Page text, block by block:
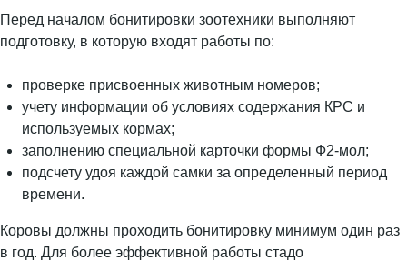
Перед началом бонитировки зоотехники выполняют
подготовку, в которую входят работы по:
проверке присвоенных животным номеров;
учету информации об условиях содержания КРС и
используемых кормах;
заполнению специальной карточки формы Ф2-мол;
подсчету удоя каждой самки за определенный период
времени.
Коровы должны проходить бонитировку минимум один раз
в год. Для более эффективной работы стадо